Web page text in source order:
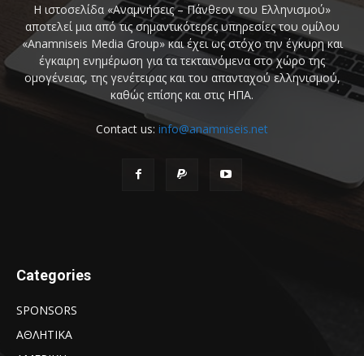
Η ιστοσελίδα «Αναμνήσεις – Πάνθεον του Ελληνισμού»
αποτελεί μια από τις σημαντικότερες υπηρεσίες του ομίλου
«Anamniseis Media Group» και έχει ως στόχο την έγκυρη και
έγκαιρη ενημέρωση για τα τεκταινόμενα στο χώρο της
ομογένειας, της γενέτειρας και του απανταχού ελληνισμού,
καθώς επίσης και στις ΗΠΑ.
Contact us: info@anamniseis.net
Categories
SPONSORS
ΑΘΛΗΤΙΚΑ